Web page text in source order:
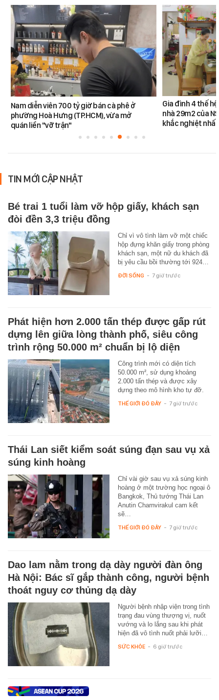
Nam diễn viên 700 tỷ giờ bán cà phê ở
phường Hoà Hưng (TP.HCM), vừa mở
quán liền "vỡ trận"
Gia đình 4 thế
nhà 29m2 của
khắc nghiệt
TIN MỚI CẬP NHẬT
Bé trai 1 tuổi làm vỡ hộp giấy, khách sạn
đòi đền 3,3 triệu đồng
Chỉ vì vô tình làm vỡ một chiếc
hộp đựng khăn giấy trong phòng
khách sạn, một nữ du khách đã
bị yêu cầu bồi thường tới 924…
ĐỜI SỐNG - 7 giờ trước
Phát hiện hơn 2.000 tấn thép được gấp rút
dựng lên giữa lòng thành phố, siêu công
trình rộng 50.000 m² chuẩn bị lộ diện
Công trình mới có diện tích
50.000 m², sử dụng khoảng
2.000 tấn thép và được xây
dựng theo mô hình kho tự đỡ.
THẾ GIỚI ĐÓ ĐÂY - 7 giờ trước
Thái Lan siết kiểm soát súng đạn sau vụ xả
súng kinh hoàng
Chỉ vài giờ sau vụ xả súng kinh
hoàng ở một trường học ngoại ô
Bangkok, Thủ tướng Thái Lan
Anutin Charnvirakul cam kết
sẽ…
THẾ GIỚI ĐÓ ĐÂY - 7 giờ trước
Dao lam nằm trong dạ dày người đàn ông
Hà Nội: Bác sĩ gắp thành công, người bệnh
thoát nguy cơ thủng dạ dày
Người bệnh nhập viện trong tình
trạng đau vùng thượng vị, nuốt
vướng và lo lắng sau khi phát
hiện đã vô tình nuốt phải lưỡi…
SỨC KHỎE - 6 giờ trước